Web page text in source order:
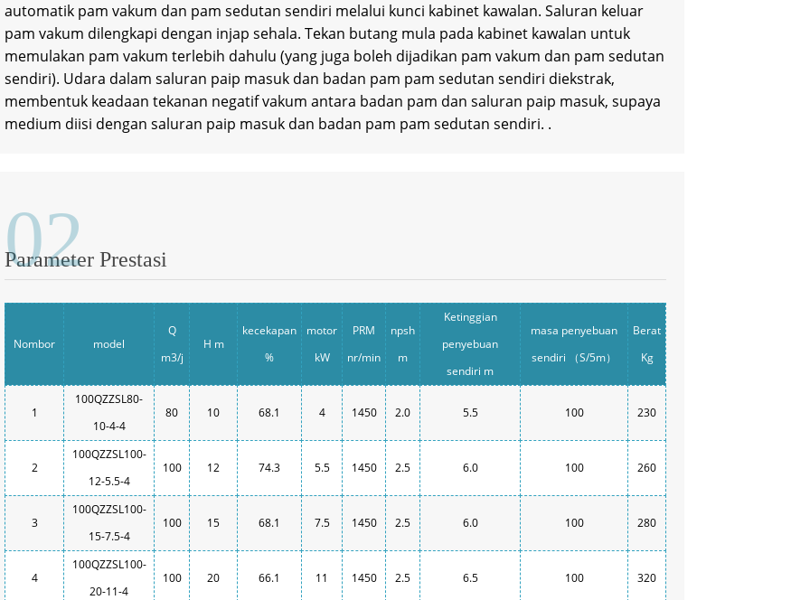
automatik pam vakum dan pam sedutan sendiri melalui kunci kabinet kawalan. Saluran keluar
pam vakum dilengkapi dengan injap sehala. Tekan butang mula pada kabinet kawalan untuk
memulakan pam vakum terlebih dahulu (yang juga boleh dijadikan pam vakum dan pam sedutan
sendiri). Udara dalam saluran paip masuk dan badan pam pam sedutan sendiri diekstrak,
membentuk keadaan tekanan negatif vakum antara badan pam dan saluran paip masuk, supaya
medium diisi dengan saluran paip masuk dan badan pam pam sedutan sendiri. .
02
Parameter Prestasi
Nombor model
Q
m3/j
H m
kecekapan
%
motor
kW
PRM
nr/min
npsh
m
Ketinggian
penyebuan
sendiri m
masa penyebuan
sendiri （S/5m）
Berat
Kg
1
100QZZSL80-
10-4-4
80 10 68.1 4 1450 2.0 5.5 100 230
2
100QZZSL100-
12-5.5-4
100 12 74.3 5.5 1450 2.5 6.0 100 260
3
100QZZSL100-
15-7.5-4
100 15 68.1 7.5 1450 2.5 6.0 100 280
4
100QZZSL100-
20-11-4
100 20 66.1 11 1450 2.5 6.5 100 320